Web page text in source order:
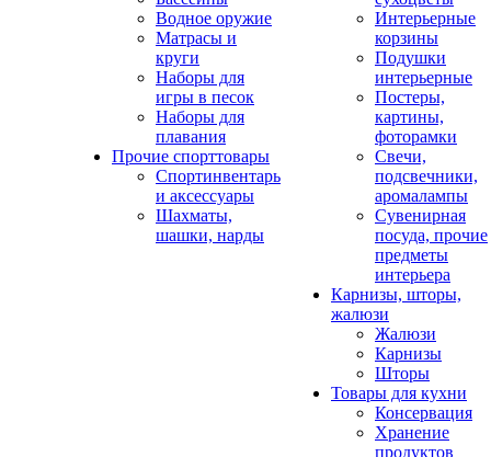
Водное оружие
Матрасы и
круги
Наборы для
игры в песок
Наборы для
плавания
Прочие спорттовары
Спортинвентарь
и аксессуары
Шахматы,
шашки, нарды
Интерьерные
корзины
Подушки
интерьерные
Постеры,
картины,
фоторамки
Свечи,
подсвечники,
аромалампы
Сувенирная
посуда, прочие
предметы
интерьера
Карнизы, шторы,
жалюзи
Жалюзи
Карнизы
Шторы
Товары для кухни
Консервация
Хранение
продуктов